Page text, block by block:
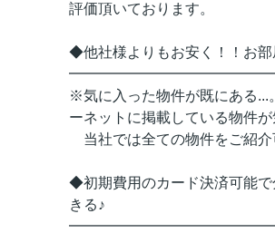
評価頂いております。
◆他社様よりもお安く！！お部
※気に入った物件が既にある...
ーネットに掲載している物件が
当社では全ての物件をご紹介
◆初期費用のカード決済可能で
きる♪